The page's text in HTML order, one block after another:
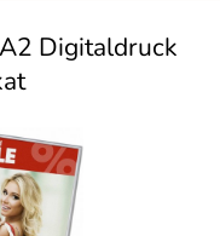
Digitaldruck